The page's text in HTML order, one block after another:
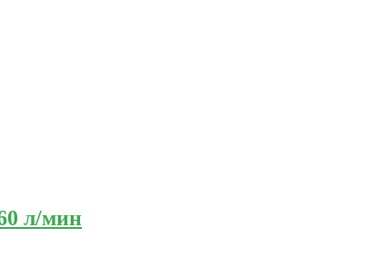
л/мин